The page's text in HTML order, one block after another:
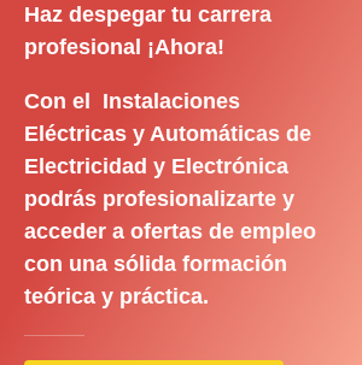
Haz despegar tu carrera
profesional ¡Ahora!
Con el Instalaciones
Eléctricas y Automáticas de
Electricidad y Electrónica
podrás profesionalizarte y
acceder a ofertas de empleo
con una sólida formación
teórica y práctica.